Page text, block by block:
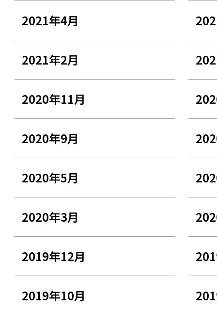
2021年4月
2021年2月
2020年11月
2020年9月
2020年5月
2020年3月
2019年12月
2019年10月